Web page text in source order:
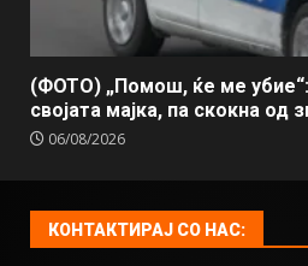
(ФОТО) „Помош, ќе ме убие“:
својата мајка, па скокна од
06/08/2026
КОНТАКТИРАЈ СО НАС: